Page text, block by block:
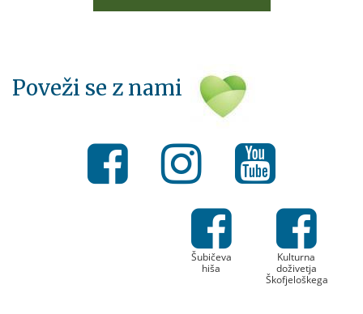
Poveži se z nami
Kulturna
doživetja
Škofjeloškega
Šubičeva
hiša